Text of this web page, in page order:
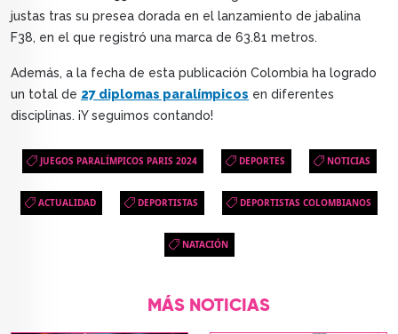
justas tras su presea dorada en el lanzamiento de jabalina
F38, en el que registró una marca de 63.81 metros.
Además, a la fecha de esta publicación Colombia ha logrado
un total de 27 diplomas paralímpicos en diferentes
disciplinas. ¡Y seguimos contando!
JUEGOS PARALÍMPICOS PARIS 2024 DEPORTES NOTICIAS
ACTUALIDAD DEPORTISTAS DEPORTISTAS COLOMBIANOS
NATACIÓN
MÁS NOTICIAS